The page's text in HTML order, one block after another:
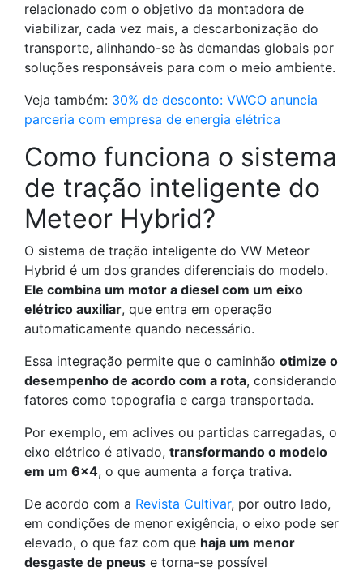
relacionado com o objetivo da montadora de
viabilizar, cada vez mais, a descarbonização do
transporte, alinhando-se às demandas globais por
soluções responsáveis para com o meio ambiente.
Veja também: 30% de desconto: VWCO anuncia
parceria com empresa de energia elétrica
Como funciona o sistema
de tração inteligente do
Meteor Hybrid?
O sistema de tração inteligente do VW Meteor
Hybrid é um dos grandes diferenciais do modelo.
Ele combina um motor a diesel com um eixo
elétrico auxiliar, que entra em operação
automaticamente quando necessário.
Essa integração permite que o caminhão otimize o
desempenho de acordo com a rota, considerando
fatores como topografia e carga transportada.
Por exemplo, em aclives ou partidas carregadas, o
eixo elétrico é ativado, transformando o modelo
em um 6×4, o que aumenta a força trativa.
De acordo com a Revista Cultivar, por outro lado,
em condições de menor exigência, o eixo pode ser
elevado, o que faz com que haja um menor
desgaste de pneus e torna-se possível